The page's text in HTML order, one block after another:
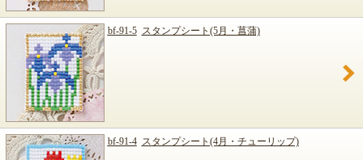
bf-91-5 スタンプシート(5月・菖蒲)
bf-91-4 スタンプシート(4月・チューリップ)